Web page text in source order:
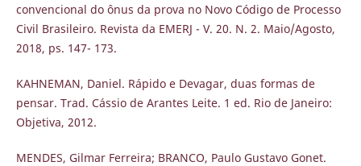
convencional do ônus da prova no Novo Código de Processo
Civil Brasileiro. Revista da EMERJ - V. 20. N. 2. Maio/Agosto,
2018, ps. 147- 173.
KAHNEMAN, Daniel. Rápido e Devagar, duas formas de
pensar. Trad. Cássio de Arantes Leite. 1 ed. Rio de Janeiro:
Objetiva, 2012.
MENDES, Gilmar Ferreira; BRANCO, Paulo Gustavo Gonet.